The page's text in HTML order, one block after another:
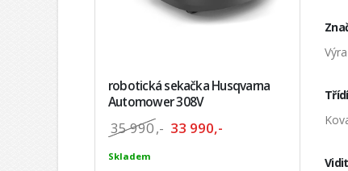
robotická sekačka Husqvarna
Automower 308V
35 990,- 33 990,-
Skladem